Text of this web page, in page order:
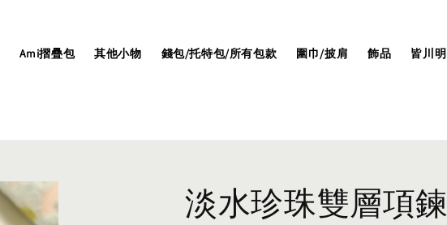
Ami摺疊包 其他小物 錢包/托特包/所有包款 圍巾/披肩 飾品 皆川明
淡水珍珠雙層項鍊